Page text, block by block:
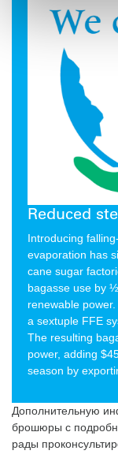
Reduced
Introducing
evaporation has
cane sugar
bagasse use by
renewable
a sextuple FFE
The resulting
power, adding
season by
Дополнительную
брошюры с
рады